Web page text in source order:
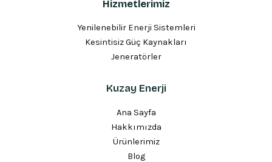
Hizmetlerimiz
Yenilenebilir Enerji Sistemleri
Kesintisiz Güç Kaynakları
Jeneratörler
Kuzay Enerji
Ana Sayfa
Hakkımızda
Ürünlerimiz
Blog